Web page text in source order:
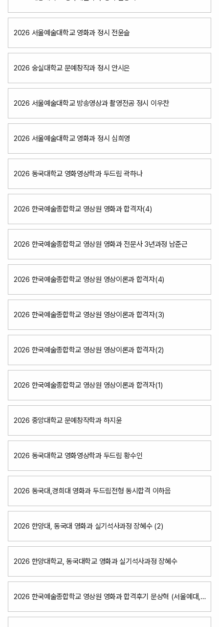
2026 서울예술대학교 영화과 정시 전윤슬
2026 숭실대학교 문예창작과 정시 안시은
2026 서울예술대학교 방송영상과 촬영전공 정시 이우찬
2026 서울예술대학교 영화과 정시 심희영
2026 동국대학교 영화영상학과 두드림 곽하나
2026 한국예술종합학교 영상원 영화과 합격자(4)
2026 한국예술종합학교 영상원 영화과 전문사 3년과정 남준근
2026 한국예술종합학교 영상원 영상이론과 합격자(4)
2026 한국예술종합학교 영상원 영상이론과 합격자(3)
2026 한국예술종합학교 영상원 영상이론과 합격자(2)
2026 한국예술종합학교 영상원 영상이론과 합격자(1)
2026 중앙대학교 문예창작학과 하지윤
2026 동국대학교 영화영상학과 두드림 황수인
2026 동국대,경희대 영화과 두드림전형 동시합격 이하음
2026 한양대, 동국대 영화과 실기석사과정 장혜수 (2)
2026 한양대학교, 동국대학교 영화과 실기석사과정 장혜수
2026 한국예술종합학교 영상원 영화과 합격후기 문상혁 (서울예대,